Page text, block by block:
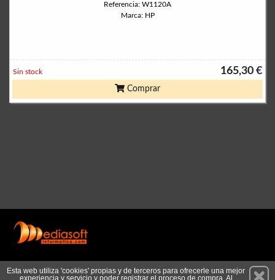
Referencia: W1120A
Marca: HP
165,30 €
Sin stock
Comprar
Esta web utiliza 'cookies' propias y de terceros para ofrecerle una mejor
experiencia y servicio y poder registrar el proceso de compra. Al